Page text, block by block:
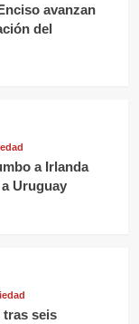
avanzan
del
a Irlanda
Uruguay
tras seis